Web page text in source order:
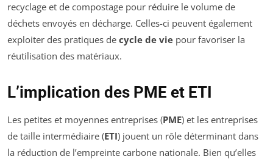
recyclage et de compostage pour réduire le volume de
déchets envoyés en décharge. Celles-ci peuvent également
exploiter des pratiques de cycle de vie pour favoriser la
réutilisation des matériaux.
L’implication des PME et ETI
Les petites et moyennes entreprises (PME) et les entreprises
de taille intermédiaire (ETI) jouent un rôle déterminant dans
la réduction de l’empreinte carbone nationale. Bien qu’elles